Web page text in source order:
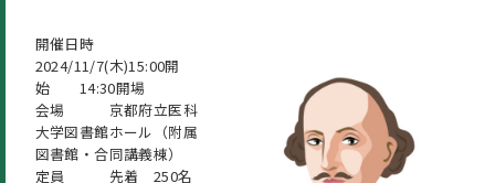
開催日時
2024/11/7(木)15:00開
始 14:30開場
会場 京都府立医科
大学図書館ホール（附属
図書館・合同講義棟）
定員 先着 250名